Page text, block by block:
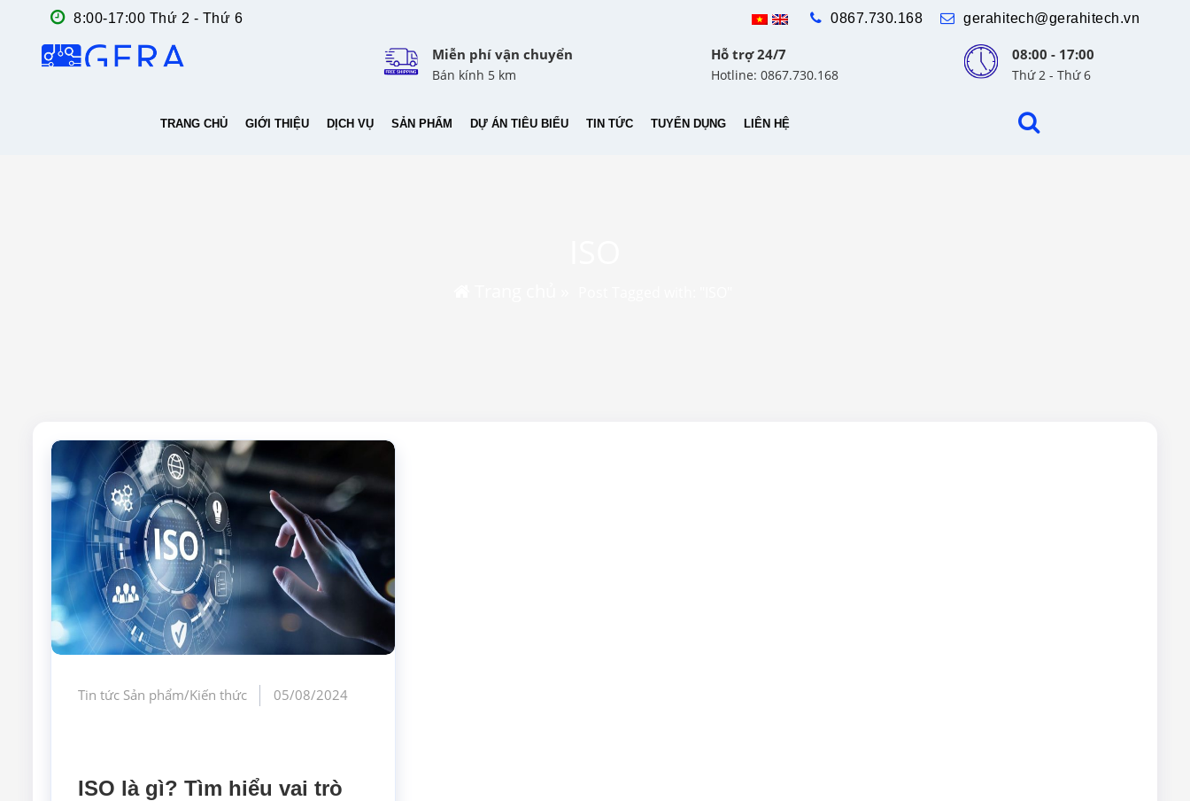
8:00-17:00 Thứ 2 - Thứ 6 gerahitech@gerahitech.vn
0867.730.168
Miễn phí vận chuyển
Bán kính 5 km
Hỗ trợ 24/7
Hotline: 0867.730.168
08:00 - 17:00
Thứ 2 - Thứ 6
TRANG CHỦ GIỚI THIỆU DỊCH VỤ SẢN PHẨM DỰ ÁN TIÊU BIỂU TIN TỨC TUYỂN DỤNG LIÊN HỆ
Tin tức Sản phẩm/Kiến thức 05/08/2024
ISO là gì? Tìm hiểu vai trò